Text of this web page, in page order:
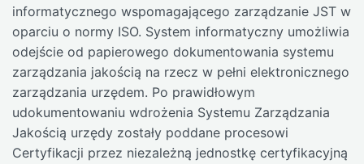
informatycznego wspomagającego zarządzanie JST w
oparciu o normy ISO. System informatyczny umożliwia
odejście od papierowego dokumentowania systemu
zarządzania jakością na rzecz w pełni elektronicznego
zarządzania urzędem. Po prawidłowym
udokumentowaniu wdrożenia Systemu Zarządzania
Jakością urzędy zostały poddane procesowi
Certyfikacji przez niezależną jednostkę certyfikacyjną